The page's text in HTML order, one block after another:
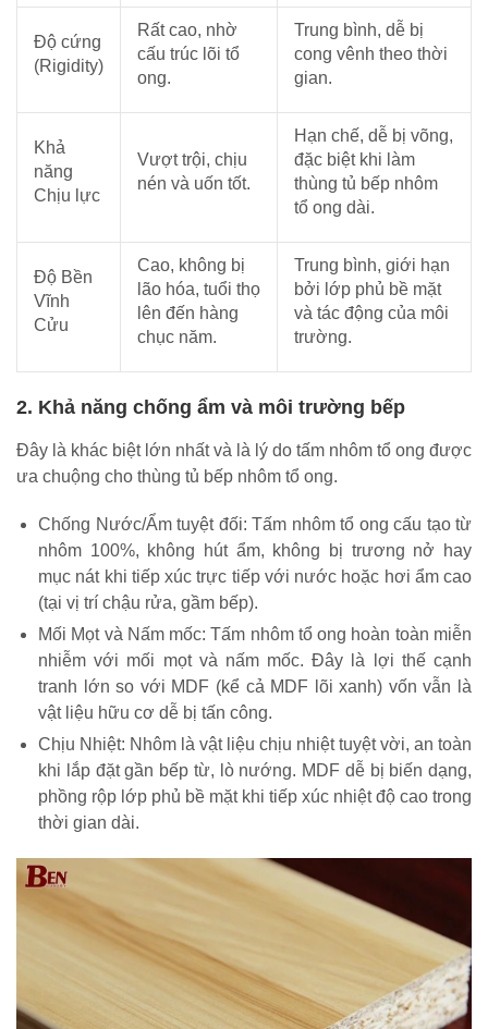
Độ cứng
(Rigidity)
Rất cao, nhờ
cấu trúc lõi tổ
ong.
Trung bình, dễ bị
cong vênh theo thời
gian.
Khả
năng
Chịu lực
Vượt trội, chịu
nén và uốn tốt.
Hạn chế, dễ bị võng,
đặc biệt khi làm
thùng tủ bếp nhôm
tổ ong dài.
Độ Bền
Vĩnh
Cửu
Cao, không bị
lão hóa, tuổi thọ
lên đến hàng
chục năm.
Trung bình, giới hạn
bởi lớp phủ bề mặt
và tác động của môi
trường.
2. Khả năng chống ẩm và môi trường bếp
Đây là khác biệt lớn nhất và là lý do tấm nhôm tổ ong được
ưa chuộng cho thùng tủ bếp nhôm tổ ong.
Chống Nước/Ẩm tuyệt đối: Tấm nhôm tổ ong cấu tạo từ
nhôm 100%, không hút ẩm, không bị trương nở hay
mục nát khi tiếp xúc trực tiếp với nước hoặc hơi ẩm cao
(tại vị trí chậu rửa, gầm bếp).
Mối Mọt và Nấm mốc: Tấm nhôm tổ ong hoàn toàn miễn
nhiễm với mối mọt và nấm mốc. Đây là lợi thế cạnh
tranh lớn so với MDF (kể cả MDF lõi xanh) vốn vẫn là
vật liệu hữu cơ dễ bị tấn công.
Chịu Nhiệt: Nhôm là vật liệu chịu nhiệt tuyệt vời, an toàn
khi lắp đặt gần bếp từ, lò nướng. MDF dễ bị biến dạng,
phồng rộp lớp phủ bề mặt khi tiếp xúc nhiệt độ cao trong
thời gian dài.